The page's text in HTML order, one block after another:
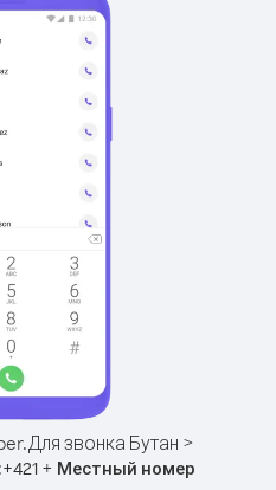
Для звонка Бутан >
+421 + Местный номер